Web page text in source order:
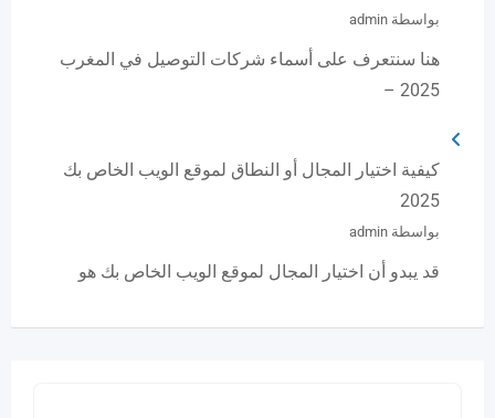
بواسطة admin
هنا سنتعرف على أسماء شركات التوصيل في المغرب
2025 –
كيفية اختيار المجال أو النطاق لموقع الويب الخاص بك
2025
بواسطة admin
قد يبدو أن اختيار المجال لموقع الويب الخاص بك هو